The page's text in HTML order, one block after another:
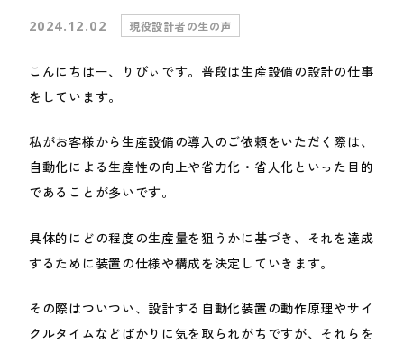
2024.12.02 現役設計者の生の声
こんにちはー、りびぃです。普段は生産設備の設計の仕事
をしています。
私がお客様から生産設備の導入のご依頼をいただく際は、
自動化による生産性の向上や省力化・省人化といった目的
であることが多いです。
具体的にどの程度の生産量を狙うかに基づき、それを達成
するために装置の仕様や構成を決定していきます。
その際はついつい、設計する自動化装置の動作原理やサイ
クルタイムなどばかりに気を取られがちですが、それらを